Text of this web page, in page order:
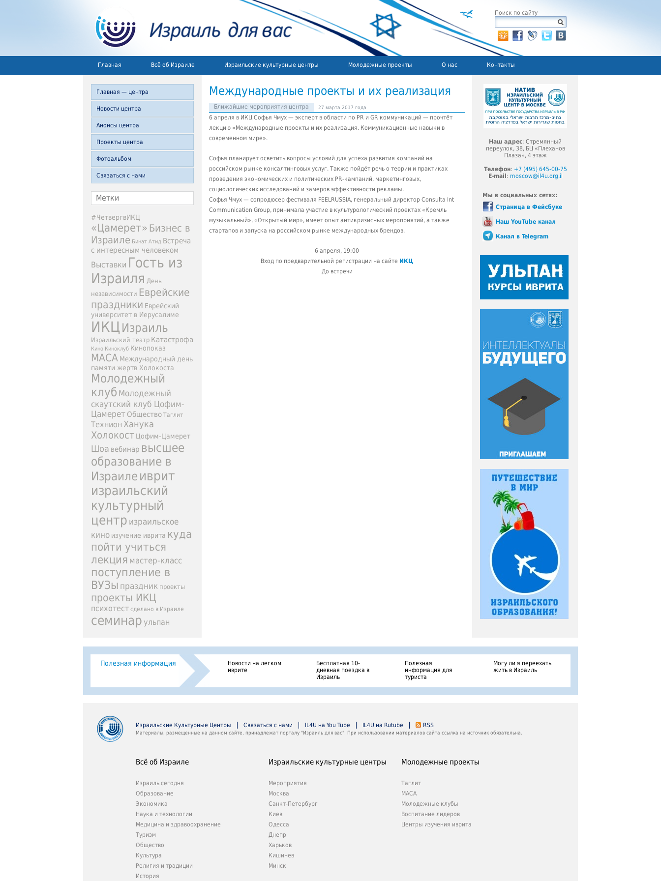
Поиск по сайту
Главная Всё об Израиле Израильские культурные центры Молодежные проекты О нас Контакты
Главная — центра
Новости центра
Анонсы центра
Проекты центра
Фотоальбом
Связаться с нами
Метки
#ЧетвергвИКЦ
«Цамерет» Бизнес в
Израиле Бинат Атид Встреча
с интересным человеком
Выставки Гость из
Израиля День
независимости Еврейские
праздники Еврейский
университет в Иерусалиме
ИКЦ Израиль
Израильский театр Катастрофа
Кино Киноклуб Кинопоказ
МАСА Международный день
памяти жертв Холокоста
Молодежный
клуб Молодежный
скаутский клуб Цофим-
Цамерет Общество Таглит
Технион Ханука
Холокост Цофим-Цамерет
Шоа вебинар высшее
образование в
Израиле иврит
израильский
культурный
центр израильское
кино изучение иврита куда
пойти учиться
лекция мастер-класс
поступление в
ВУЗы праздник проекты
проекты ИКЦ
психотест сделано в Израиле
семинар ульпан
Международные проекты и их реализация
Ближайшие мероприятия центра 27 марта 2017 года
6 апреля в ИКЦ Софья Чмух — эксперт в области по PR и GR коммуникаций — прочтёт
лекцию «Международные проекты и их реализация. Коммуникационные навыки в
современном мире».
Софья планирует осветить вопросы условий для успеха развития компаний на
российском рынке консалтинговых услуг. Также пойдёт речь о теории и практиках
проведения экономических и политических PR-кампаний, маркетинговых,
социологических исследований и замеров эффективности рекламы.
Софья Чмух — сопродюсер фестиваля FEELRUSSIA, генеральный директор Consulta Int
Communication Group, принимала участие в культурологический проектах «Кремль
музыкальный», «Открытый мир», имеет опыт антикризисных мероприятий, а также
стартапов и запуска на российском рынке международных брендов.
6 апреля, 19:00
Вход по предварительной регистрации на сайте ИКЦ
До встречи
Наш адрес: Стремянный
переулок, 38, БЦ «Плеханов
Плаза», 4 этаж
Телефон: +7 (495) 645-00-75
E-mail : moscow@il4u.org.il
Мы в социальных сетях:
Страница в Фейсбуке
Наш YouTube канал
Канал в Telegram
Полезная информация
Новости на легком
иврите
Бесплатная 10-
дневная поездка в
Израиль
Полезная
информация для
туриста
Могу ли я переехать
жить в Израиль
Израильские Культурные Центры Связаться с нами IL4U на You Tube IL4U на Rutube RSS
Материалы, размещенные на данном сайте, принадлежат порталу "Израиль для вас". При использовании материалов сайта ссылка на источник обязательна.
Всё об Израиле
Израиль сегодня
Образование
Экономика
Наука и технологии
Медицина и здравоохранение
Туризм
Общество
Культура
Религия и традиции
История
Израильские культурные центры
Мероприятия
Москва
Санкт-Петербург
Киев
Одесса
Днепр
Харьков
Кишинев
Минск
Молодежные проекты
Таглит
МАСА
Молодежные клубы
Воспитание лидеров
Центры изучения иврита